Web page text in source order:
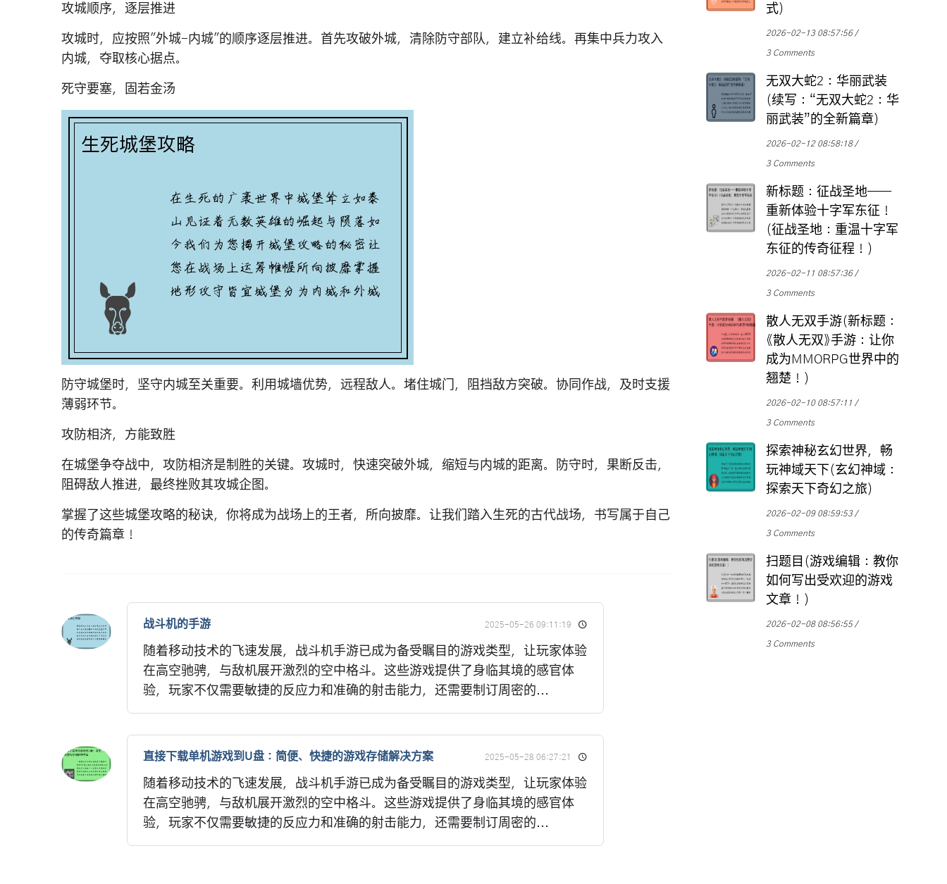
攻城顺序，逐层推进
攻城时，应按照"外城-内城"的顺序逐层推进。首先攻破外城，清除防守部队，建立补给线。再集中兵力攻入
内城，夺取核心据点。
死守要塞，固若金汤
防守城堡时，坚守内城至关重要。利用城墙优势，远程敌人。堵住城门，阻挡敌方突破。协同作战，及时支援
薄弱环节。
攻防相济，方能致胜
在城堡争夺战中，攻防相济是制胜的关键。攻城时，快速突破外城，缩短与内城的距离。防守时，果断反击，
阻碍敌人推进，最终挫败其攻城企图。
掌握了这些城堡攻略的秘诀，你将成为战场上的王者，所向披靡。让我们踏入生死的古代战场，书写属于自己
的传奇篇章！
战斗机的手游 2025-05-26 09:11:19
随着移动技术的飞速发展，战斗机手游已成为备受瞩目的游戏类型，让玩家体验
在高空驰骋，与敌机展开激烈的空中格斗。这些游戏提供了身临其境的感官体
验，玩家不仅需要敏捷的反应力和准确的射击能力，还需要制订周密的...
直接下载单机游戏到U盘：简便、快捷的游戏存储解决方案 2025-05-28 06:27:21
随着移动技术的飞速发展，战斗机手游已成为备受瞩目的游戏类型，让玩家体验
在高空驰骋，与敌机展开激烈的空中格斗。这些游戏提供了身临其境的感官体
验，玩家不仅需要敏捷的反应力和准确的射击能力，还需要制订周密的...
式)
2026-02-13 08:57:56
3 Comments
无双大蛇2：华丽武装
(续写：“无双大蛇2：华
丽武装”的全新篇章)
2026-02-12 08:58:18
3 Comments
新标题：征战圣地——
重新体验十字军东征！
(征战圣地：重温十字军
东征的传奇征程！)
2026-02-11 08:57:36
3 Comments
散人无双手游(新标题：
《散人无双》手游：让你
成为MMORPG世界中的
翘楚！)
2026-02-10 08:57:11
3 Comments
探索神秘玄幻世界，畅
玩神域天下(玄幻神域：
探索天下奇幻之旅)
2026-02-09 08:59:53
3 Comments
扫题目(游戏编辑：教你
如何写出受欢迎的游戏
文章！)
2026-02-08 08:56:55
3 Comments